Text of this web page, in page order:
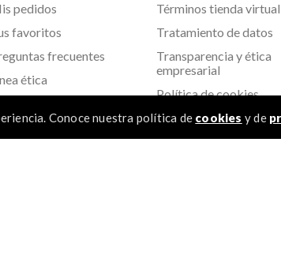
Conoce nuestra política de cookies y de
pedidos
favoritos
frecuentes
ética
Términos tienda virtual
Tratamiento de datos
Transparencia y ética
empresarial
Política de cookies
Aviso de privacidad
SIC